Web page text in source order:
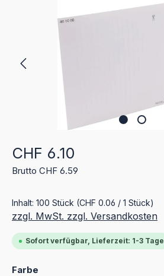
Regulärer Preis:
CHF 6.10
Brutto CHF 6.59
Inhalt: 100 Stück (CHF 0.06 / 1 Stück)
zzgl. MwSt. zzgl. Versandkosten
Sofort verfügbar, Lieferzeit: 1-3 Tage
Farbe